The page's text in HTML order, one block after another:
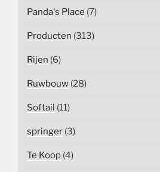
Panda's Place (7)
Producten (313)
Rijen (6)
Ruwbouw (28)
Softail (11)
springer (3)
Te Koop (4)